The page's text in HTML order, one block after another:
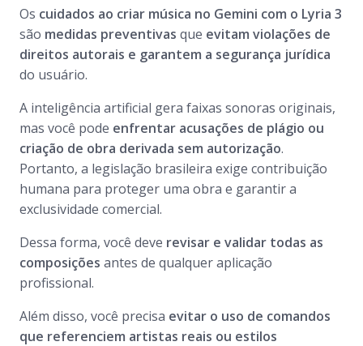
Os cuidados ao criar música no Gemini com o Lyria 3
são medidas preventivas que evitam violações de
direitos autorais e garantem a segurança jurídica
do usuário.
A inteligência artificial gera faixas sonoras originais,
mas você pode enfrentar acusações de plágio ou
criação de obra derivada sem autorização.
Portanto, a legislação brasileira exige contribuição
humana para proteger uma obra e garantir a
exclusividade comercial.
Dessa forma, você deve revisar e validar todas as
composições antes de qualquer aplicação
profissional.
Além disso, você precisa evitar o uso de comandos
que referenciem artistas reais ou estilos